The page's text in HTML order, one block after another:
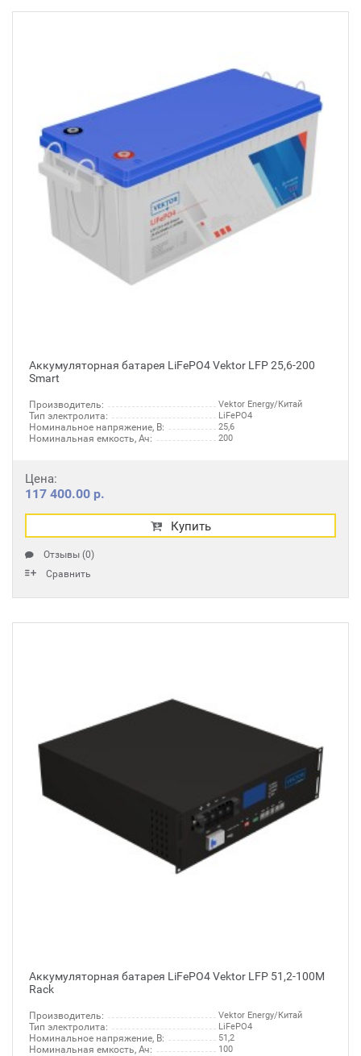
Аккумуляторная батарея LiFePO4 Vektor LFP 25,6-200
Smart
Производитель: Vektor Energy/Китай
Тип электролита: LiFePO4
Номинальное напряжение, В: 25,6
Номинальная емкость, Ач: 200
Цена:
117 400.00 р.
Купить
Отзывы (0)
Сравнить
Аккумуляторная батарея LiFePO4 Vektor LFP 51,2-100M
Rack
Производитель: Vektor Energy/Китай
Тип электролита: LiFePO4
Номинальное напряжение, В: 51,2
Номинальная емкость, Ач: 100